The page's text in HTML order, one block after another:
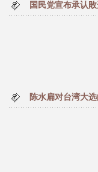
国民党宣布承认
陈水扁对台湾大